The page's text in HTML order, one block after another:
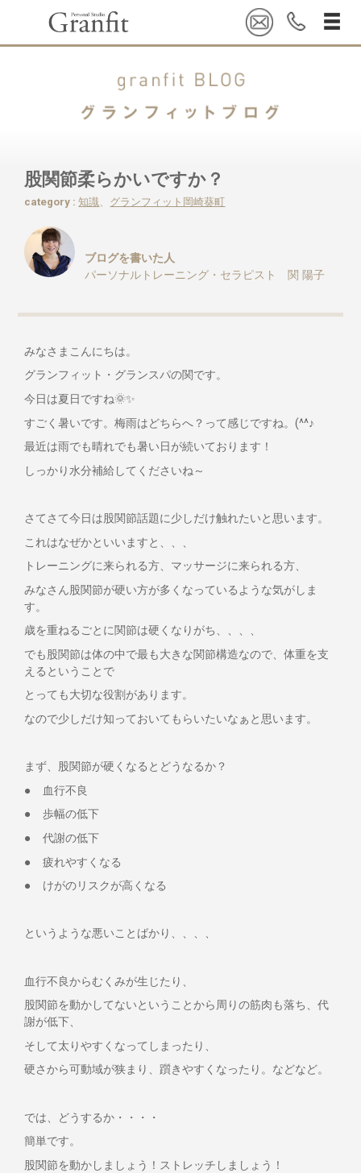
股関節柔らかいですか？
category :知識 グランフィット岡崎葵町
ブログを書いた人
パーソナルトレーニング・セラピスト 関 陽子
みなさまこんにちは。
グランフィット・グランスパの関です。
今日は夏日ですね🌞✨
すごく暑いです。梅雨はどちらへ？って感じですね。(^^♪
最近は雨でも晴れでも暑い日が続いております！
しっかり水分補給してくださいね～
さてさて今日は股関節話題に少しだけ触れたいと思います。
これはなぜかといいますと、、、
トレーニングに来られる方、マッサージに来られる方、
みなさん股関節が硬い方が多くなっているような気がしま
す。
歳を重ねるごとに関節は硬くなりがち、、、、
でも股関節は体の中で最も大きな関節構造なので、体重を支
えるということで
とっても大切な役割があります。
なので少しだけ知っておいてもらいたいなぁと思います。
まず、股関節が硬くなるとどうなるか？
● 血行不良
● 歩幅の低下
● 代謝の低下
● 疲れやすくなる
● けがのリスクが高くなる
というような悪いことばかり、、、、
血行不良からむくみが生じたり、
股関節を動かしてないということから周りの筋肉も落ち、代
謝が低下、
そして太りやすくなってしまったり、
硬さから可動域が狭まり、躓きやすくなったり。などなど。
では、どうするか・・・・
簡単です。
股関節を動かしましょう！ストレッチしましょう！